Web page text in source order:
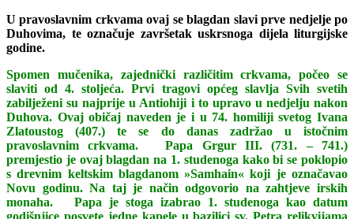
U pravoslavnim crkvama ovaj se blagdan slavi prve nedjelje po
Duhovima, te označuje završetak uskrsnoga dijela liturgijske
godine.
Spomen mučenika, zajednički različitim crkvama, počeo se
slaviti od 4. stoljeća. Prvi tragovi općeg slavlja Svih svetih
zabilježeni su najprije u Antiohiji i to upravo u nedjelju nakon
Duhova. Ovaj običaj naveden je i u 74. homiliji svetog Ivana
Zlatoustog (407.) te se do danas zadržao u istočnim
pravoslavnim crkvama. Papa Grgur III. (731. – 741.)
premjestio je ovaj blagdan na 1. studenoga kako bi se poklopio
s drevnim keltskim blagdanom »Samhain« koji je označavao
Novu godinu. Na taj je način odgovorio na zahtjeve irskih
monaha. Papa je stoga izabrao 1. studenoga kao datum
godišnjice posvete jedne kapele u bazilici sv. Petra relikvijama